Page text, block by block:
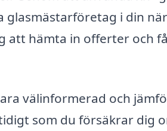
glasmästarföretag i din
att hämta in offerter och
välinformerad och
som du försäkrar dig